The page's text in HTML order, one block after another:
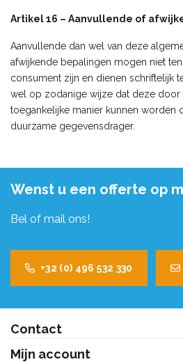
Artikel 16 – Aanvullende of
Aanvullende dan wel van deze
afwijkende bepalingen mogen niet
consument zijn en dienen schriftelijk
wel op zodanige wijze dat deze
toegankelijke manier kunnen worden
duurzame gegevensdrager.
Wenst u een offerte op
Bel of mail ons!
+32 (0) 496 532 330
Contact
Mijn account